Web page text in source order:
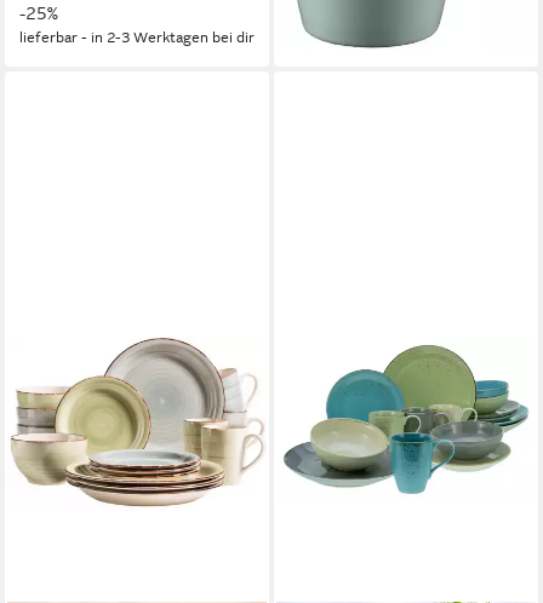
-25%
lieferbar - in 2-3 Werktagen bei dir
-34%
lieferbar - in 2-3 Werktagen bei dir